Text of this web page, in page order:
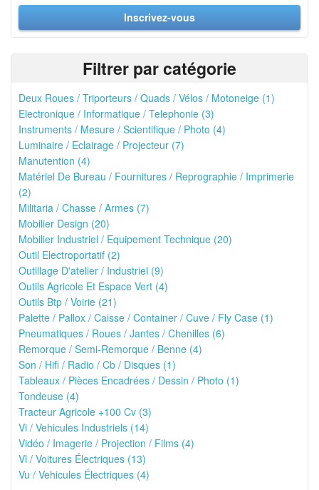
Inscrivez-vous
Filtrer par catégorie
Deux Roues / Triporteurs / Quads / Vélos / Motoneige (1)
Electronique / Informatique / Telephonie (3)
Instruments / Mesure / Scientifique / Photo (4)
Luminaire / Eclairage / Projecteur (7)
Manutention (4)
Matériel De Bureau / Fournitures / Reprographie / Imprimerie
(2)
Militaria / Chasse / Armes (7)
Mobilier Design (20)
Mobilier Industriel / Equipement Technique (20)
Outil Electroportatif (2)
Outillage D'atelier / Industriel (9)
Outils Agricole Et Espace Vert (4)
Outils Btp / Voirie (21)
Palette / Pallox / Caisse / Container / Cuve / Fly Case (1)
Pneumatiques / Roues / Jantes / Chenilles (6)
Remorque / Semi-Remorque / Benne (4)
Son / Hifi / Radio / Cb / Disques (1)
Tableaux / Pièces Encadrées / Dessin / Photo (1)
Tondeuse (4)
Tracteur Agricole +100 Cv (3)
Vi / Vehicules Industriels (14)
Vidéo / Imagerie / Projection / Films (4)
Vl / Voitures Électriques (13)
Vu / Vehicules Électriques (4)